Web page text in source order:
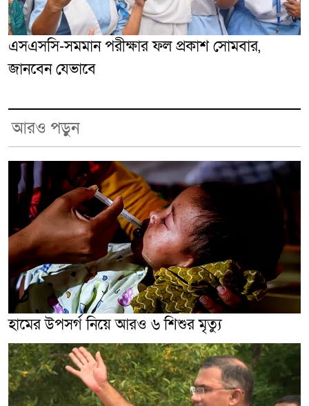
এসএসসি-সমমান পরীক্ষার ফল প্রকাশ সোমবার,
জানবেন যেভাবে
আরও পড়ুন
হামের উপসর্গ নিয়ে আরও ৬ শিশুর মৃত্যু